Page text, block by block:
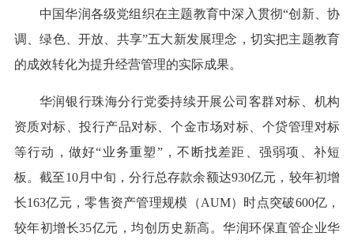
中国华润各级党组织在主题教育中深入贯彻“创新、协
调、绿色、开放、共享”五大新发展理念，切实把主题教育
的成效转化为提升经营管理的实际成果。
华润银行珠海分行党委持续开展公司客群对标、机构
资质对标、投行产品对标、个金市场对标、个贷管理对标
等行动，做好“业务重塑”，不断找差距、强弱项、补短
板。截至10月中旬，分行总存款余额达930亿元，较年初增
长163亿元，零售资产管理规模（AUM）时点突破600亿，
较年初增长35亿元，均创历史新高。华润环保直管企业华